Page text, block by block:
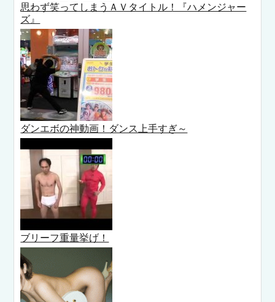
思わず笑ってしまうＡＶタイトル！『ハメンジャー
ズ』
ダンエボの神動画！ダンス上手すぎ～
ブリーフ重量挙げ！